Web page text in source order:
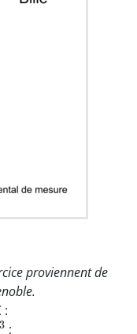
proviennent de
:
3 ;